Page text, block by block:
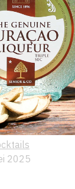
2025